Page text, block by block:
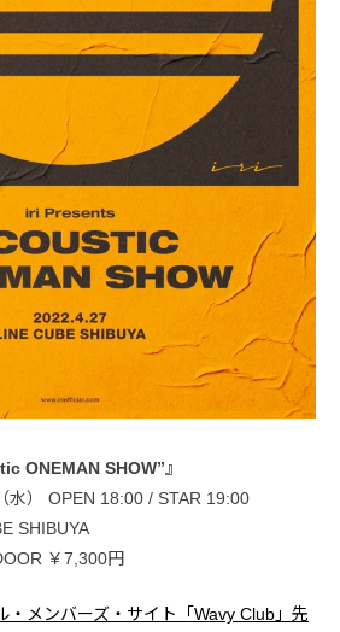
ONEMAN SHOW”』
水） OPEN 18:00 / STAR 19:00
SHIBUYA
￥7,300円
・メンバーズ・サイト「Wavy Club」先